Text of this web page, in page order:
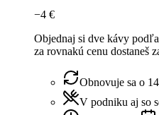
−4 €
Objednaj si dve kávy
za rovnakú cenu dostaneš
Obnovuje sa o
V podniku aj so